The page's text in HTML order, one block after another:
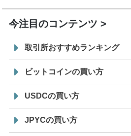
今注目のコンテンツ
取引所おすすめランキング
ビットコインの買い方
USDCの買い方
JPYCの買い方